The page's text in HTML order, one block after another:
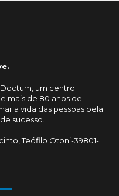
um centro
mais de 80 anos de
a vida das pessoas pela
sucesso.
Teófilo Otoni-39801-